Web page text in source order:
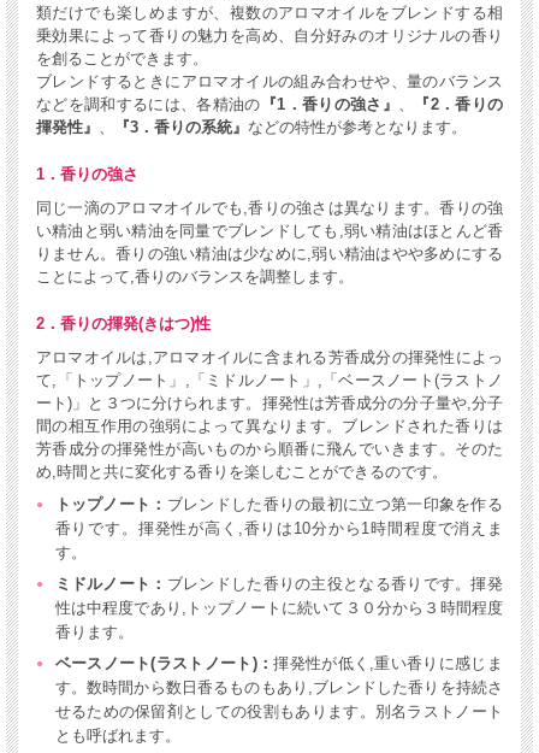
類だけでも楽しめますが、複数のアロマオイルをブレンドする相
乗効果によって香りの魅力を高め、自分好みのオリジナルの香り
を創ることができます。
ブレンドするときにアロマオイルの組み合わせや、量のバランス
などを調和するには、各精油の 『1．香りの強さ』
『2．香りの
揮発性』
『3．香りの系統』 などの特性が参考となります。
1．香りの強さ
同じ一滴のアロマオイルでも,香りの強さは異なります。香りの強
い精油と弱い精油を同量でブレンドしても,弱い精油はほとんど香
りません。香りの強い精油は少なめに,弱い精油はやや多めにする
ことによって,香りのバランスを調整します。
2．香りの揮発(きはつ)性
アロマオイルは,アロマオイルに含まれる芳香成分の揮発性によっ
て,「トップノート」,「ミドルノート」,「ベースノート(ラストノ
ート)」と３つに分けられます。揮発性は芳香成分の分子量や,分子
間の相互作用の強弱によって異なります。ブレンドされた香りは
芳香成分の揮発性が高いものから順番に飛んでいきます。そのた
め,時間と共に変化する香りを楽しむことができるのです。
トップノート： ブレンドした香りの最初に立つ第一印象を作る
香りです。揮発性が高く,香りは10分から1時間程度で消えま
す。
ミドルノート： ブレンドした香りの主役となる香りです。揮発
性は中程度であり,トップノートに続いて３０分から３時間程度
香ります。
ベースノート(ラストノート)：揮発性が低く,重い香りに感じま
す。数時間から数日香るものもあり,ブレンドした香りを持続さ
せるための保留剤としての役割もあります。別名ラストノート
とも呼ばれます。